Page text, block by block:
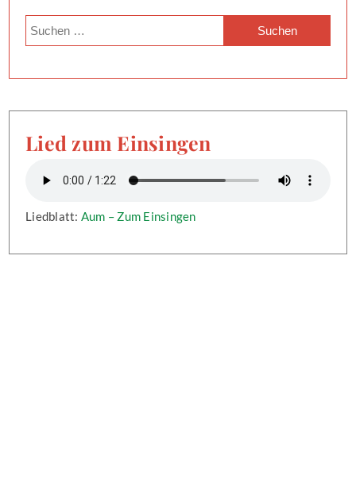
Lied zum Einsingen
Liedblatt: Aum – Zum Einsingen